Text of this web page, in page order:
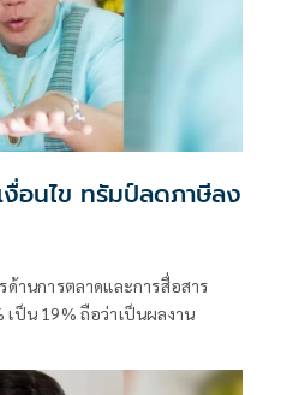
งื่อนไข ทรัมป์ลดภาษีลง
ด้านการตลาดและการสื่อสาร
ป็น 19% ถือว่าเป็นผลงาน